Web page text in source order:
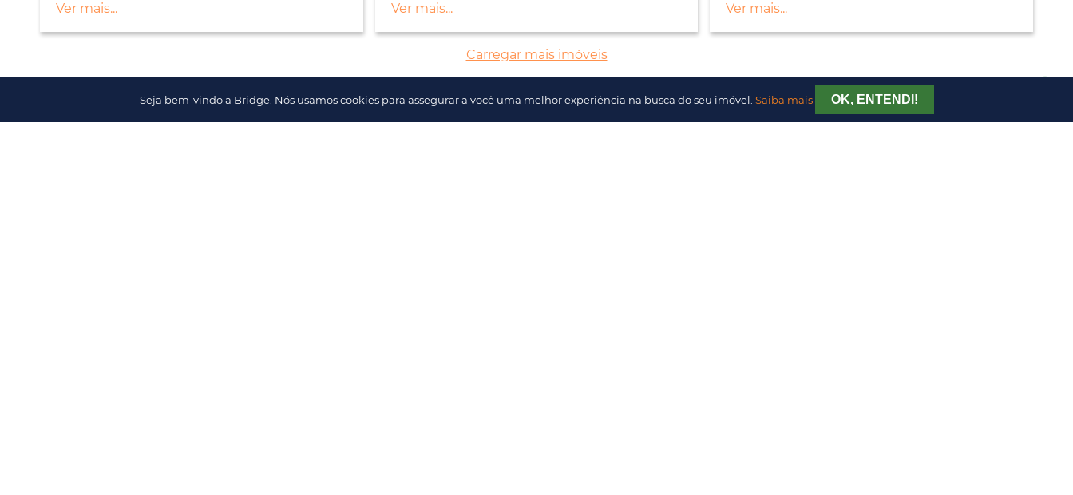
Ver mais...
Ver mais...
Ver mais...
Carregar mais imóveis
Seja bem-vindo a Bridge. Nós usamos cookies para assegurar a você uma melhor experiência na busca do seu imóvel. Saiba mais OK, ENTENDI!